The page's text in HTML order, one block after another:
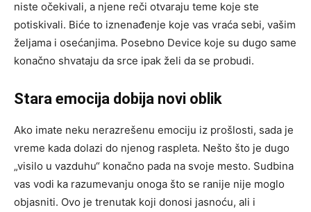
niste očekivali, a njene reči otvaraju teme koje ste
potiskivali. Biće to iznenađenje koje vas vraća sebi, vašim
željama i osećanjima. Posebno Device koje su dugo same
konačno shvataju da srce ipak želi da se probudi.
Stara emocija dobija novi oblik
Ako imate neku nerazrešenu emociju iz prošlosti, sada je
vreme kada dolazi do njenog raspleta. Nešto što je dugo
„visilo u vazduhu“ konačno pada na svoje mesto. Sudbina
vas vodi ka razumevanju onoga što se ranije nije moglo
objasniti. Ovo je trenutak koji donosi jasnoću, ali i